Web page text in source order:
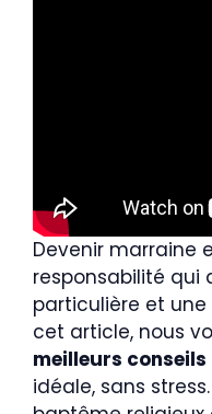
Devenir marraine
responsabilité
particulière et une
cet article, nous
meilleurs conseils
idéale, sans